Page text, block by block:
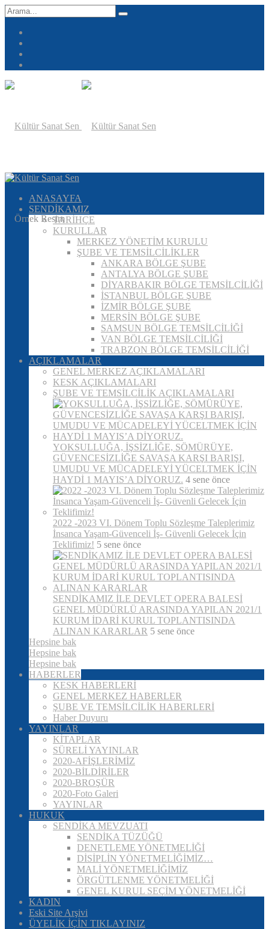
ANASAYFA
SENDİKAMIZ
TARİHÇE
KURULLAR
MERKEZ YÖNETİM KURULU
ŞUBE VE TEMSİLCİLİKLER
ANKARA BÖLGE ŞUBE
ANTALYA BÖLGE ŞUBE
DİYARBAKIR BÖLGE TEMSİLCİLİĞİ
İSTANBUL BÖLGE ŞUBE
İZMİR BÖLGE ŞUBE
MERSİN BÖLGE ŞUBE
SAMSUN BÖLGE TEMSİLCİLİĞİ
VAN BÖLGE TEMSİLCİLİĞİ
TRABZON BÖLGE TEMSİLCİLİĞİ
AÇIKLAMALAR
GENEL MERKEZ AÇIKLAMALARI
KESK AÇIKLAMALARI
ŞUBE VE TEMSİLCİLİK AÇIKLAMALARI
YOKSULLUĞA, İŞSİZLİĞE, SÖMÜRÜYE,
GÜVENCESİZLİĞE SAVAŞA KARŞI BARIŞI,
UMUDU VE MÜCADELEYİ YÜCELTMEK İÇİN
HAYDİ 1 MAYIS’A DİYORUZ. 4 sene önce
2022 -2023 VI. Dönem Toplu Sözleşme Taleplerimiz
İnsanca Yaşam-Güvenceli İş- Güvenli Gelecek İçin
Teklifimiz! 5 sene önce
SENDİKAMIZ İLE DEVLET OPERA BALESİ
GENEL MÜDÜRLÜ ARASINDA YAPILAN 2021/1
KURUM İDARİ KURUL TOPLANTISINDA
ALINAN KARARLAR 5 sene önce
Hepsine bak
Hepsine bak
Hepsine bak
HABERLER
KESK HABERLERİ
GENEL MERKEZ HABERLER
ŞUBE VE TEMSİLCİLİK HABERLERİ
Haber Duyuru
YAYINLAR
KİTAPLAR
SÜRELİ YAYINLAR
2020-AFİŞLERİMİZ
2020-BİLDİRİLER
2020-BROŞÜR
2020-Foto Galeri
YAYINLAR
HUKUK
SENDİKA MEVZUATI
SENDİKA TÜZÜĞÜ
DENETLEME YÖNETMELİĞİ
DİSİPLİN YÖNETMELİĞİMİZ…
MALİ YÖNETMELİĞİMİZ
ÖRGÜTLENME YÖNETMELİĞİ
GENEL KURUL SEÇİM YÖNETMELİĞİ
KADIN
Eski Site Arşivi
ÜYELİK İÇİN TIKLAYINIZ